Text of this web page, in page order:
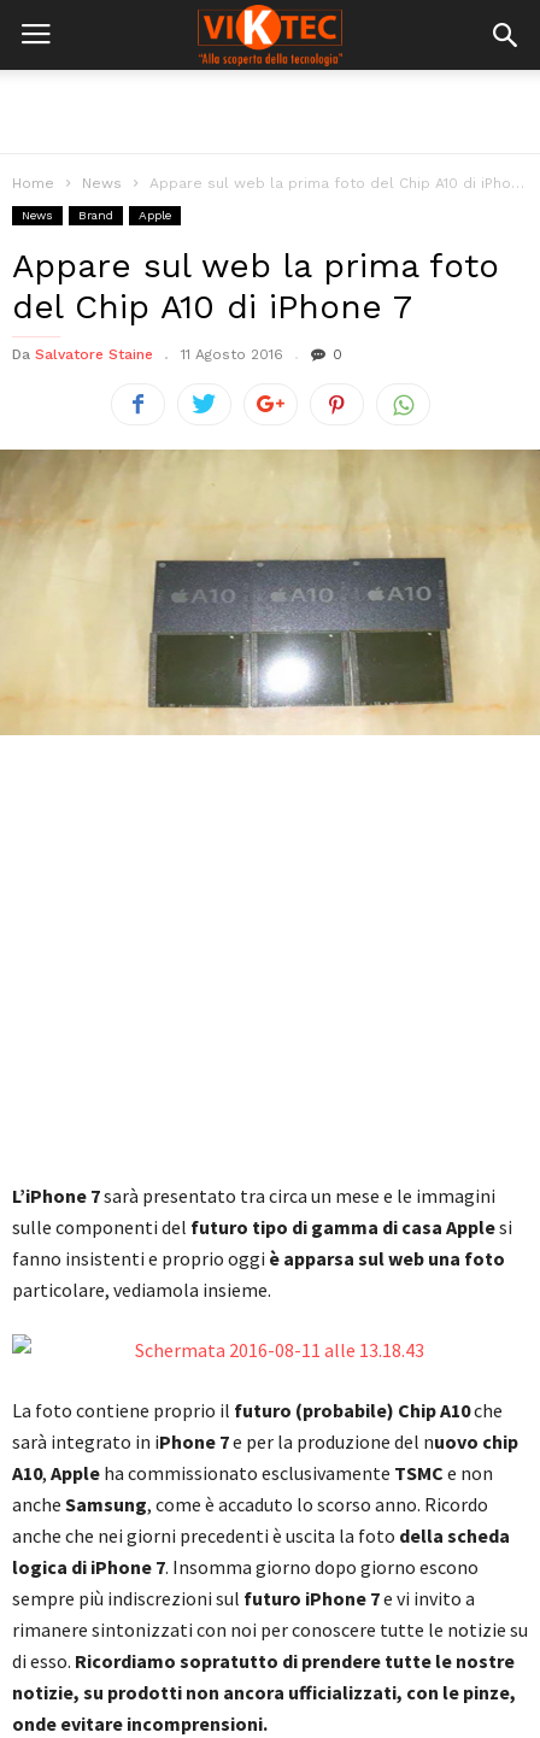
Home News Appare sul web la prima foto del Chip A10 di iPhone 7
News Brand Apple
Appare sul web la prima foto
del Chip A10 di iPhone 7
Da Salvatore Staine 11 Agosto 2016 0
L’iPhone 7sarà presentato tra circa un mese e le immagini
sulle componenti del futuro tipo di gamma di casa Applesi
fanno insistenti e proprio oggi è apparsa sul web una foto
particolare, vediamola insieme.
La foto contiene proprio il futuro (probabile) Chip A10che
sarà integrato in iPhone 7e per la produzione del nuovo chip
A10, Apple ha commissionato esclusivamente TSMC e non
anche Samsung, come è accaduto lo scorso anno. Ricordo
anche che nei giorni precedenti è uscita la foto della scheda
logica di iPhone 7. Insomma giorno dopo giorno escono
sempre più indiscrezioni sul futuro iPhone 7e vi invito a
rimanere sintonizzati con noi per conoscere tutte le notizie su
di esso. Ricordiamo sopratutto di prendere tutte le nostre
notizie, su prodotti non ancora ufficializzati, con le pinze,
onde evitare incomprensioni.